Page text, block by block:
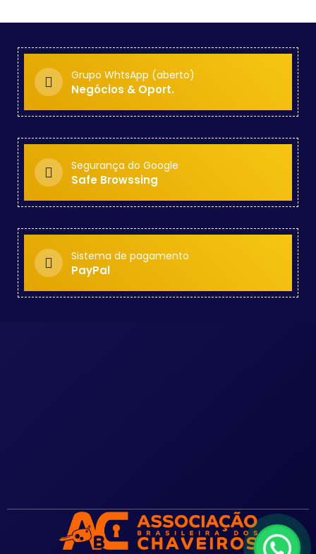
Grupo WhtsApp (aberto)
Negócios & Oport.
Segurança do Google
Safe Browssing
Sistema de pagamento
PayPal